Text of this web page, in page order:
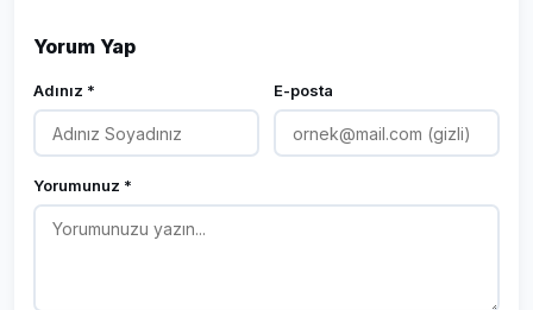
Yorum Yap
Adınız * E-posta
Yorumunuz *